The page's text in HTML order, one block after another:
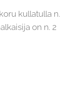
kullatulla n.
on n. 2